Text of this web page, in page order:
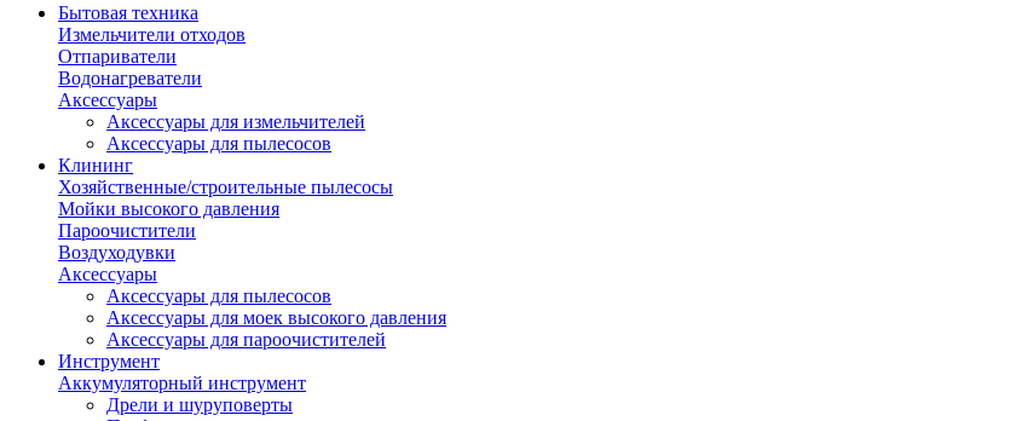
Бытовая техника
Измельчители отходов
Отпариватели
Водонагреватели
Аксессуары
Аксессуары для измельчителей
Аксессуары для пылесосов
Клининг
Хозяйственные/строительные пылесосы
Мойки высокого давления
Пароочистители
Воздуходувки
Аксессуары
Аксессуары для пылесосов
Аксессуары для моек высокого давления
Аксессуары для пароочистителей
Инструмент
Аккумуляторный инструмент
Дрели и шуруповерты